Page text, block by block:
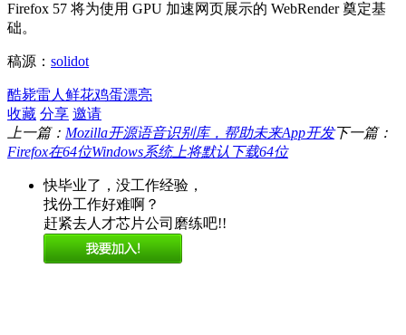
Firefox 57 将为使用 GPU 加速网页展示的 WebRender 奠定基
础。
稿源： solidot
酷毙雷人 鲜花鸡蛋漂亮
收藏 分享 邀请
上一篇： Mozilla开源语音识别库，帮助未来App开发下一篇：
Firefox在64位Windows系统上将默认下载64位
快毕业了，没工作经验，
找份工作好难啊？
赶紧去人才芯片公司磨练吧!!